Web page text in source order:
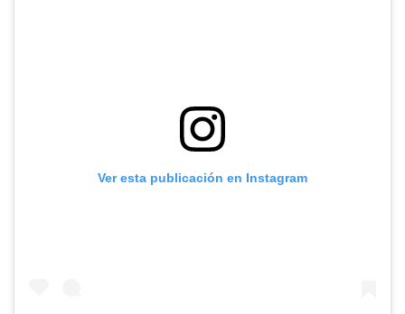
Ver esta publicación en Instagram